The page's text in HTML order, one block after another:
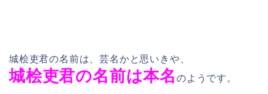
城桧吏君の名前は、芸名かと思いきや、
城桧吏君の名前は本名 のようです。